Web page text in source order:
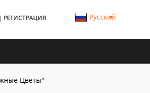
| РЕГИСТРАЦИЯ Русский
Цветы"